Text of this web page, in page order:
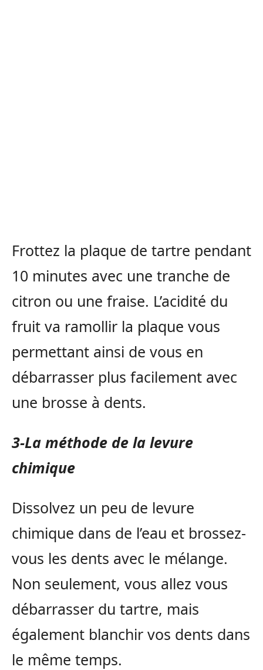
Frottez la plaque de tartre pendant
10 minutes avec une tranche de
citron ou une fraise. L’acidité du
fruit va ramollir la plaque vous
permettant ainsi de vous en
débarrasser plus facilement avec
une brosse à dents.
3-La méthode de la levure
chimique
Dissolvez un peu de levure
chimique dans de l’eau et brossez-
vous les dents avec le mélange.
Non seulement, vous allez vous
débarrasser du tartre, mais
également blanchir vos dents dans
le même temps.